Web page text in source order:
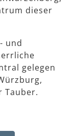
dieser
und
gelegen
Tauber.